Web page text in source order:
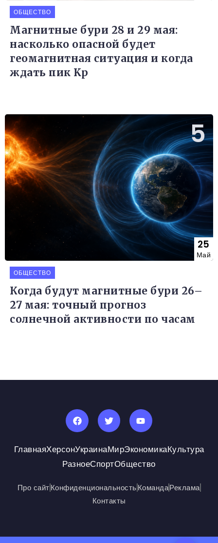
ОБЩЕСТВО
Магнитные бури 28 и 29 мая:
насколько опасной будет
геомагнитная ситуация и когда
ждать пик Kp
25
Май
ОБЩЕСТВО
Когда будут магнитные бури 26–
27 мая: точный прогноз
солнечной активности по часам
ГлавнаяХерсонУкраинаМирЭкономикаКультура
РазноеСпортОбщество
Про сайтКонфиденциональностьКомандаРеклама
Контакты